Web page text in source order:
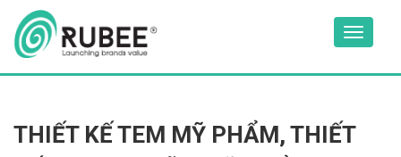
content
Toggle
THIẾT KẾ TEM MỸ PHẨM, THIẾT